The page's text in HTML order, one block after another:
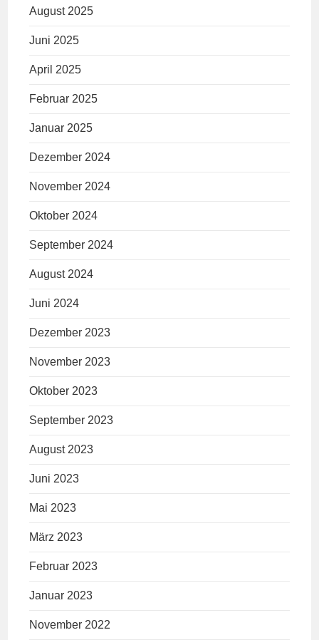
August 2025
Juni 2025
April 2025
Februar 2025
Januar 2025
Dezember 2024
November 2024
Oktober 2024
September 2024
August 2024
Juni 2024
Dezember 2023
November 2023
Oktober 2023
September 2023
August 2023
Juni 2023
Mai 2023
März 2023
Februar 2023
Januar 2023
November 2022